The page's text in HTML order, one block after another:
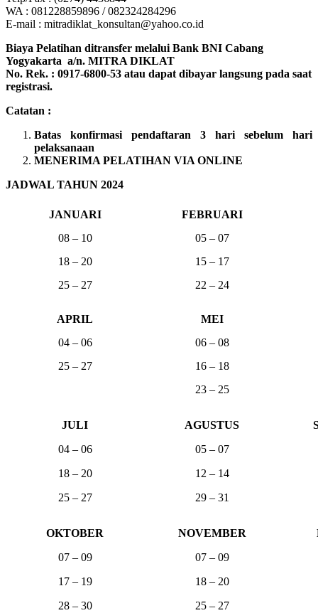
WA : 081228859896 / 082324284296
E-mail : mitradiklat_konsultan@yahoo.co.id
Biaya Pelatihan ditransfer melalui Bank BNI Cabang
Yogyakarta a/n. MITRA DIKLAT
No. Rek. : 0917-6800-53 atau dapat dibayar langsung pada saat
registrasi.
Catatan :
Batas konfirmasi pendaftaran 3 hari sebelum hari
pelaksanaan
MENERIMA PELATIHAN VIA ONLINE
JADWAL TAHUN 2024
JANUARI
FEBRUARI
08 – 10
05 – 07
18 – 20
15 – 17
25 – 27
22 – 24
APRIL
MEI
04 – 06
06 – 08
25 – 27
16 – 18
23 – 25
JULI AGUSTUS
04 – 06
05 – 07
18 – 20
12 – 14
25 – 27
29 – 31
OKTOBER NOVEMBER
07 – 09
07 – 09
17 – 19
18 – 20
28 – 30
25 – 27